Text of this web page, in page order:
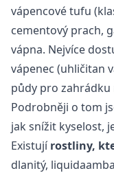
vápencové tufu
cementový prach,
vápna. Nejvíce
vápenec (uhličitan
půdy pro
Podrobněji o tom
jak snížit kyselost,
Existujírostliny,
dlanitý,